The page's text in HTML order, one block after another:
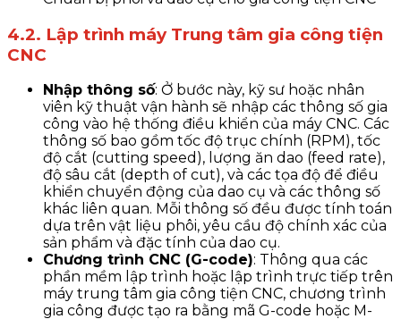
4.2. Lập trình máy Trung tâm gia công tiện
CNC
Nhập thông số: Ở bước này, kỹ sư hoặc nhân
viên kỹ thuật vận hành sẽ nhập các thông số gia
công vào hệ thống điều khiển của máy CNC. Các
thông số bao gồm tốc độ trục chính (RPM), tốc
độ cắt (cutting speed), lượng ăn dao (feed rate),
độ sâu cắt (depth of cut), và các tọa độ để điều
khiển chuyển động của dao cụ và các thông số
khác liên quan. Mỗi thông số đều được tính toán
dựa trên vật liệu phôi, yêu cầu độ chính xác của
sản phẩm và đặc tính của dao cụ.
Chương trình CNC (G-code): Thông qua các
phần mềm lập trình hoặc lập trình trực tiếp trên
máy trung tâm gia công tiện CNC, chương trình
gia công được tạo ra bằng mã G-code hoặc M-